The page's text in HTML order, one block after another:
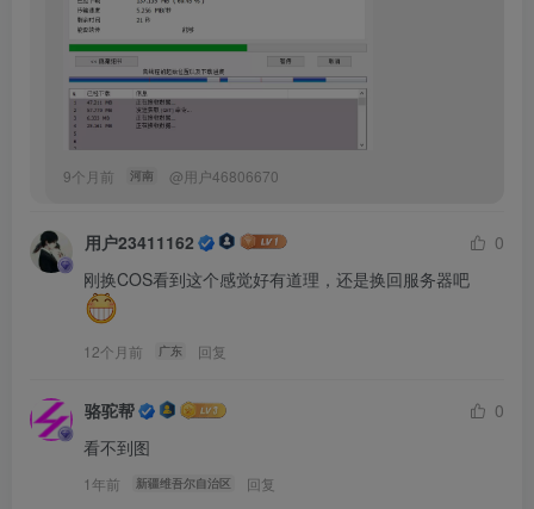
9个月前 河南 @用户46806670
用户23411162
0
刚换COS看到这个感觉好有道理，还是换回服务器吧
12个月前 广东 回复
骆驼帮
0
看不到图
1年前 新疆维吾尔自治区 回复